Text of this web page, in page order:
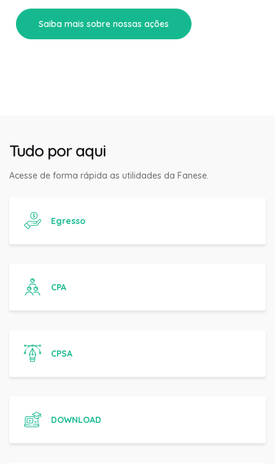
Saiba mais sobre nossas ações
Tudo por aqui
Acesse de forma rápida as utilidades da Fanese.
Egresso
CPA
CPSA
DOWNLOAD